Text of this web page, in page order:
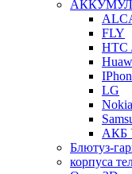
FLY
HTC
LG
Nokia
АКБ
Блютуз-
корпуса